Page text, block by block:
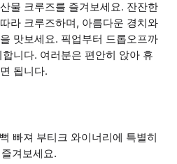
물 크루즈를 즐겨보세요. 잔잔한
라 크루즈하며, 아름다운 경치와
맛보세요. 픽업부터 드롭오프까
니다. 여러분은 편안히 앉아 휴
됩니다.
빠져 부티크 와이너리에 특별히
겨보세요.